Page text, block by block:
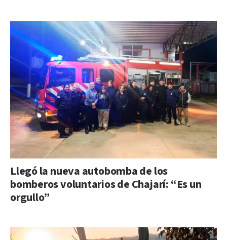
Llegó la nueva autobomba de los
bomberos voluntarios de Chajarí: “Es un
orgullo”